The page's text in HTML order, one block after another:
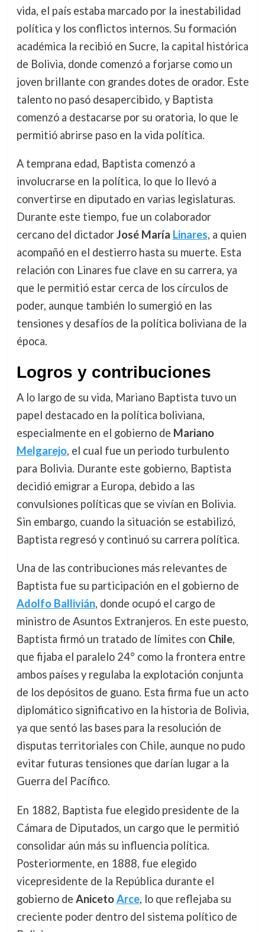
vida, el país estaba marcado por la inestabilidad
política y los conflictos internos. Su formación
académica la recibió en Sucre, la capital histórica
de Bolivia, donde comenzó a forjarse como un
joven brillante con grandes dotes de orador. Este
talento no pasó desapercibido, y Baptista
comenzó a destacarse por su oratoria, lo que le
permitió abrirse paso en la vida política.
A temprana edad, Baptista comenzó a
involucrarse en la política, lo que lo llevó a
convertirse en diputado en varias legislaturas.
Durante este tiempo, fue un colaborador
cercano del dictadorJosé María Linares, a quien
acompañó en el destierro hasta su muerte. Esta
relación con Linares fue clave en su carrera, ya
que le permitió estar cerca de los círculos de
poder, aunque también lo sumergió en las
tensiones y desafíos de la política boliviana de la
época.
Logros y contribuciones
A lo largo de su vida, Mariano Baptista tuvo un
papel destacado en la política boliviana,
especialmente en el gobierno de Mariano
Melgarejo, el cual fue un periodo turbulento
para Bolivia. Durante este gobierno, Baptista
decidió emigrar a Europa, debido a las
convulsiones políticas que se vivían en Bolivia.
Sin embargo, cuando la situación se estabilizó,
Baptista regresó y continuó su carrera política.
Una de las contribuciones más relevantes de
Baptista fue su participación en el gobierno de
Adolfo Ballivián, donde ocupó el cargo de
ministro de Asuntos Extranjeros. En este puesto,
Baptista firmó un tratado de límites con Chile,
que fijaba el paralelo 24° como la frontera entre
ambos países y regulaba la explotación conjunta
de los depósitos de guano. Esta firma fue un acto
diplomático significativo en la historia de Bolivia,
ya que sentó las bases para la resolución de
disputas territoriales con Chile, aunque no pudo
evitar futuras tensiones que darían lugar a la
Guerra del Pacífico.
En 1882, Baptista fue elegido presidente de la
Cámara de Diputados, un cargo que le permitió
consolidar aún más su influencia política.
Posteriormente, en 1888, fue elegido
vicepresidente de la República durante el
gobierno de AnicetoArce, lo que reflejaba su
creciente poder dentro del sistema político de